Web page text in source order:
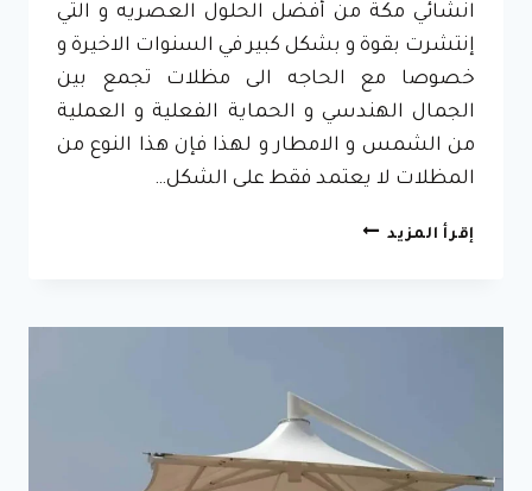
انشائي مكة من أفضل الحلول العصريه و التي
إنتشرت بقوة و بشكل كبير في السنوات الاخيرة و
خصوصا مع الحاجه الى مظلات تجمع بين
الجمال الهندسي و الحماية الفعلية و العملية
من الشمس و الامطار و لهذا فإن هذا النوع من
المظلات لا يعتمد فقط على الشكل…
إقرأ المزيد تركيب
0596837097
مظلات
شد